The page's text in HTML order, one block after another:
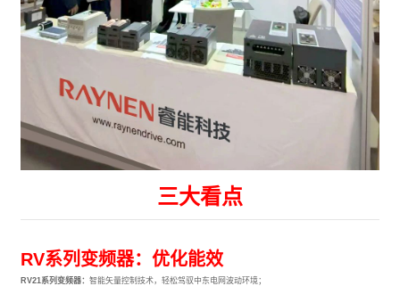
三大看点
RV系列变频器：优化能效
RV21系列变频器：智能矢量控制技术，轻松驾驭中东电网波动环境；